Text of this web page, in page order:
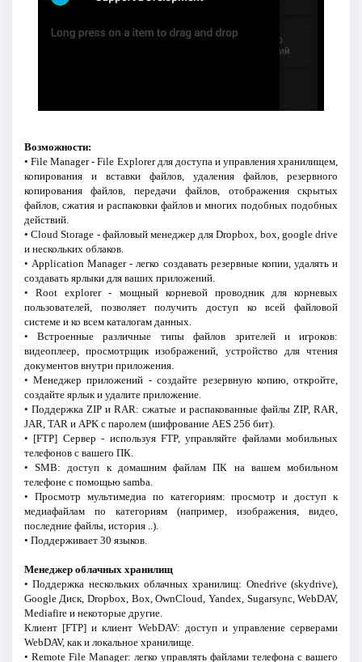
Возможности:
• File Manager - File Explorer для доступа и управления хранилищем,
копирования и вставки файлов, удаления файлов, резервного
копирования файлов, передачи файлов, отображения скрытых
файлов, сжатия и распаковки файлов и многих подобных подобных
действий.
• Cloud Storage - файловый менеджер для Dropbox, box, google drive
и нескольких облаков.
• Application Manager - легко создавать резервные копии, удалять и
создавать ярлыки для ваших приложений.
• Root explorer - мощный корневой проводник для корневых
пользователей, позволяет получить доступ ко всей файловой
системе и ко всем каталогам данных.
• Встроенные различные типы файлов зрителей и игроков:
видеоплеер, просмотрщик изображений, устройство для чтения
документов внутри приложения.
• Менеджер приложений - создайте резервную копию, откройте,
создайте ярлык и удалите приложение.
• Поддержка ZIP и RAR: сжатые и распакованные файлы ZIP, RAR,
JAR, TAR и APK с паролем (шифрование AES 256 бит).
• [FTP] Сервер - используя FTP, управляйте файлами мобильных
телефонов с вашего ПК.
• SMB: доступ к домашним файлам ПК на вашем мобильном
телефоне с помощью samba.
• Просмотр мультимедиа по категориям: просмотр и доступ к
медиафайлам по категориям (например, изображения, видео,
последние файлы, история ..).
• Поддерживает 30 языков.
Менеджер облачных хранилищ
• Поддержка нескольких облачных хранилищ: Onedrive (skydrive),
Google Диск, Dropbox, Box, OwnCloud, Yandex, Sugarsync, WebDAV,
Mediafire и некоторые другие.
Клиент [FTP] и клиент WebDAV: доступ и управление серверами
WebDAV, как и локальное хранилище.
• Remote File Manager: легко управлять файлами телефона с вашего